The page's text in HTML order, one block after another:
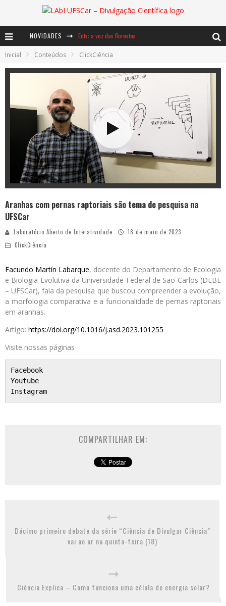
NOVIDADES Ents: a voz das florestas
Notáveis: Bertha Lutz
Baú de Histórias - A jamais imaginada aventura com os moinhos de vento
Inicial Conteúdos ClickCiência
Aranhas com pernas raptoriais são tema de pesquisa na
UFSCar
Laboratório Aberto de Interatividade
18 de maio de 2023
ClickCiência
Facundo Martín Labarque, docente do Departamento de Ecologia
e Biologia Evolutiva da Universidade Federal de São Carlos (DEBE
– UFSCar), fala da pesquisa que buscou compreender a evolução,
a morfologia comparativa e a funcionalidade de pernas raptoriais
em aranhas.
Artigo: https://doi.org/10.1016/j.asd.2023.101255
Visite nossas páginas
Facebook
Youtube
Instagram
COMPARTILHAR EM:
Décimo primeiro debate da série “Ciência de Divulgar Ciência”
vai ao ar na quinta-feira (18)
Ciência Explica – Como funciona uma célula de energia solar?